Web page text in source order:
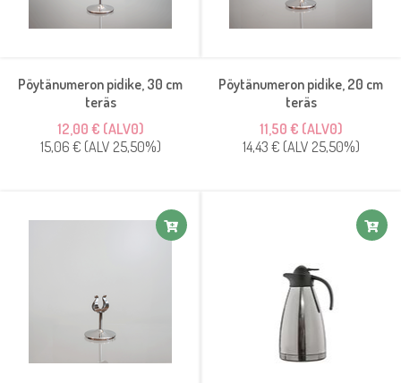
Pöytänumeron pidike, 30 cm
teräs
12,00 € (ALV0)
15,06 € (ALV 25,50%)
Pöytänumeron pidike, 20 cm
teräs
11,50 € (ALV0)
14,43 € (ALV 25,50%)